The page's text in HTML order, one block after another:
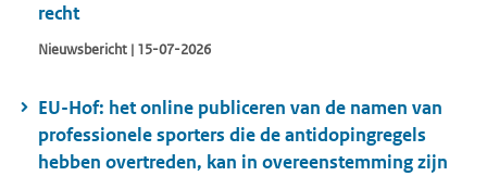
recht
Nieuwsbericht | 15-07-2026
EU-Hof: het online publiceren van de namen van
professionele sporters die de antidopingregels
hebben overtreden, kan in overeenstemming zijn